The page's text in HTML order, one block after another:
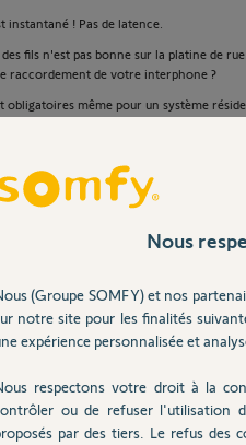
! Pas de latence.
fils n'est pas bonne sur la platine de rue.
raccordement de votre interphone ?
même pour un système
un an
doc sur le portier, qui semble coller avec
en place.
générale et pour rappel, tout était
?
Nous
(Groupe SOMFY) et nos
notre site pour les finalités
expérience personnalisée et
respectons votre droit à la
ou de refuser l'utilisation
par des tiers. Le refus des